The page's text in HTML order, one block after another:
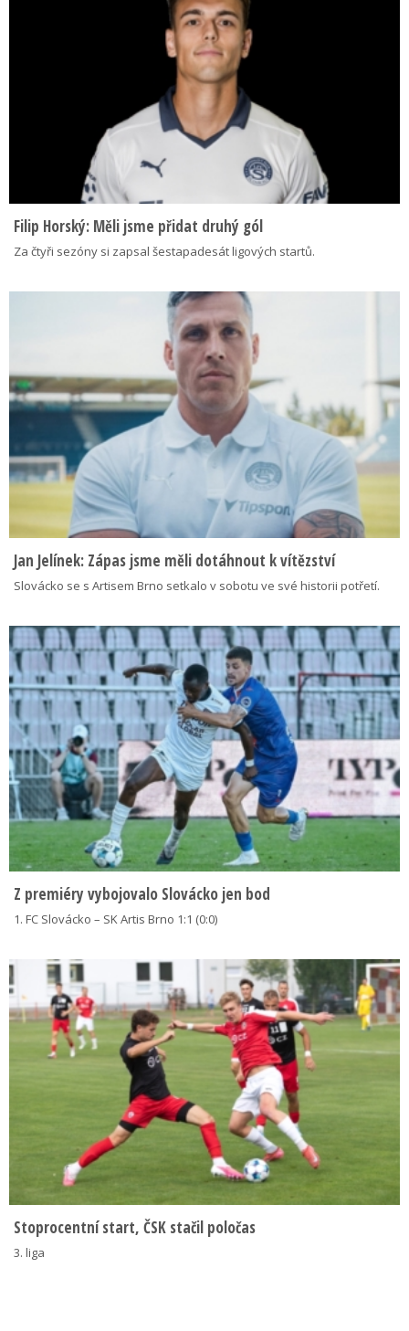
Filip Horský: Měli jsme přidat druhý gól
Za čtyři sezóny si zapsal šestapadesát ligových startů.
Jan Jelínek: Zápas jsme měli dotáhnout k vítězství
Slovácko se s Artisem Brno setkalo v sobotu ve své historii potřetí.
Z premiéry vybojovalo Slovácko jen bod
1. FC Slovácko – SK Artis Brno 1:1 (0:0)
Stoprocentní start, ČSK stačil poločas
3. liga